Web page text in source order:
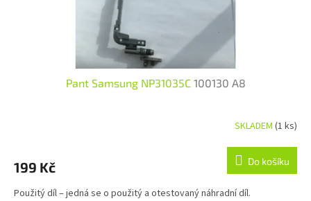
Pant Samsung NP31035C 100130 A8
SKLADEM (1 ks)
199 Kč Do košíku
Použitý díl – jedná se o použitý a otestovaný náhradní díl.